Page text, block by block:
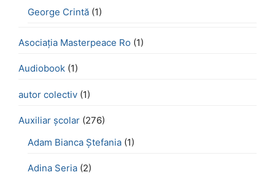
George Crintă (1)
Asociația Masterpeace Ro (1)
Audiobook (1)
autor colectiv (1)
Auxiliar școlar (276)
Adam Bianca Ștefania (1)
Adina Seria (2)